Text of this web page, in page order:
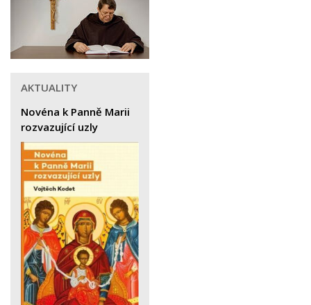
AKTUALITY
Novéna k Panně Marii
rozvazující uzly